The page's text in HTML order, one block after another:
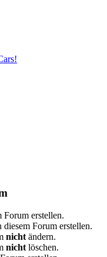
Forum erstellen.
Forum erstellen.
nicht ändern.
nicht löschen.